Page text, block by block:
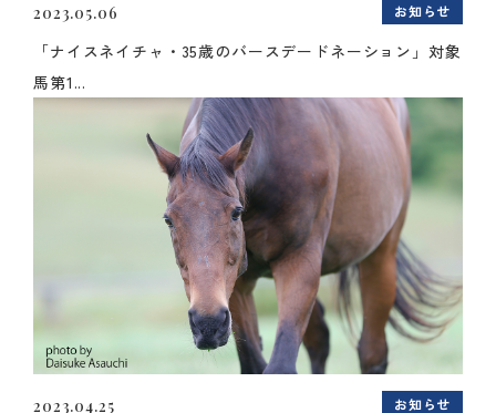
2023.05.06 お知らせ
「ナイスネイチャ・35歳のバースデードネーション」対象
馬第1...
2023.04.25 お知らせ